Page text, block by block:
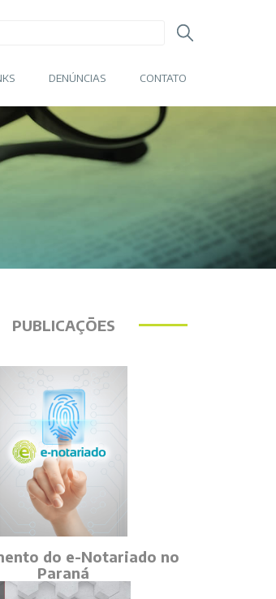
DENÚNCIAS CONTATO
PUBLICAÇÕES
do e-Notariado no
Paraná